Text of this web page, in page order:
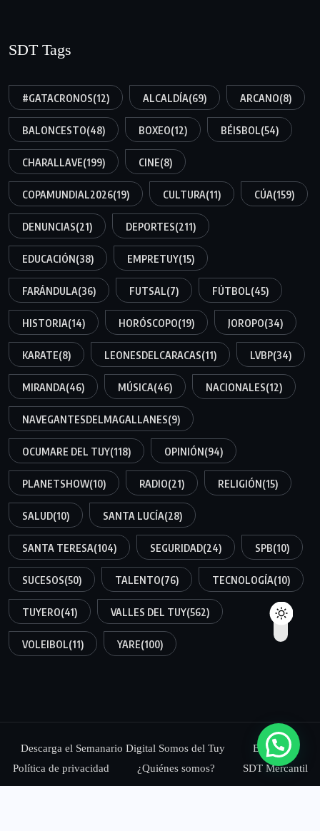
SDT Tags
#GATACRONOS(12) ALCALDÍA(69) ARCANO(8)
BALONCESTO(48) BOXEO(12) BÉISBOL(54)
CHARALLAVE(199) CINE(8)
COPAMUNDIAL2026(19) CULTURA(11) CÚA(159)
DENUNCIAS(21) DEPORTES(211)
EDUCACIÓN(38) EMPRETUY(15)
FARÁNDULA(36) FUTSAL(7) FÚTBOL(45)
HISTORIA(14) HORÓSCOPO(19) JOROPO(34)
KARATE(8) LEONESDELCARACAS(11) LVBP(34)
MIRANDA(46) MÚSICA(46) NACIONALES(12)
NAVEGANTESDELMAGALLANES(9)
OCUMARE DEL TUY(118) OPINIÓN(94)
PLANETSHOW(10) RADIO(21) RELIGIÓN(15)
SALUD(10) SANTA LUCÍA(28)
SANTA TERESA(104) SEGURIDAD(24) SPB(10)
SUCESOS(50) TALENTO(76) TECNOLOGÍA(10)
TUYERO(41) VALLES DEL TUY(562)
VOLEIBOL(11) YARE(100)
Descarga el Semanario Digital Somos del Tuy
Blog
Política de privacidad
¿Quiénes somos? SDT Mercantil